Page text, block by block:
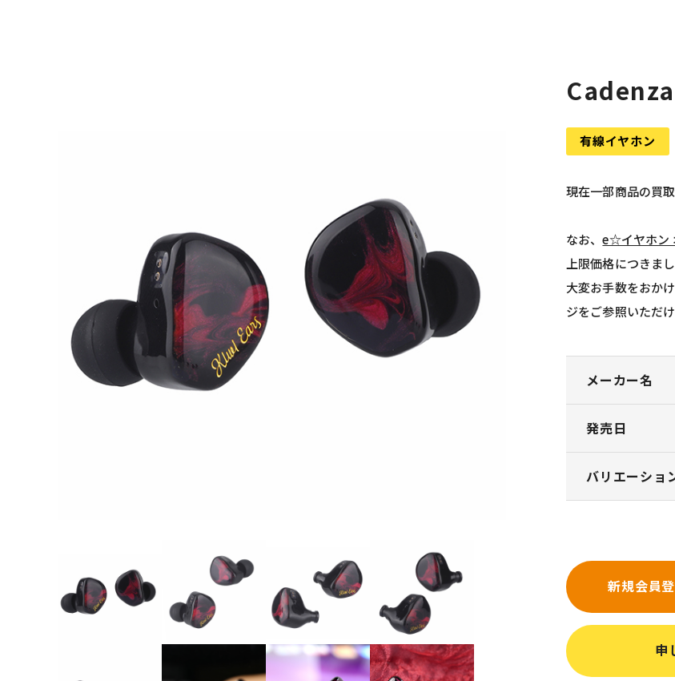
有線イヤホン
現在一部商品の買
なお、e☆イヤホン
上限価格につきま
大変お手数をおか
ジをご参照いただ
メーカー名
発売日
バリエーショ
新規会員
申